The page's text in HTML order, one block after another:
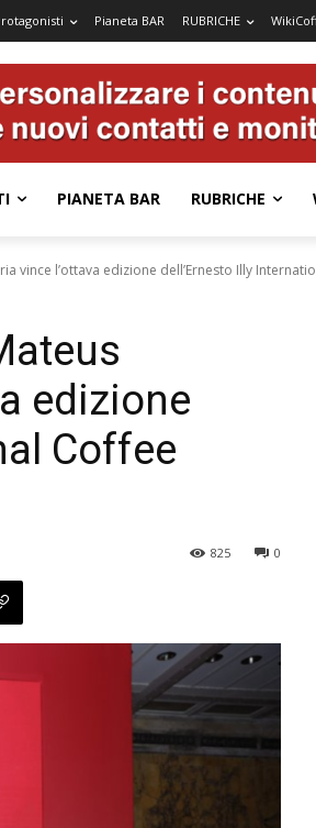
Pianeta BAR RUBRICHE
PIANETA BAR RUBRICHE
vince l’ottava edizione dell’Ernesto Illy
edizione
Coffee
0
825